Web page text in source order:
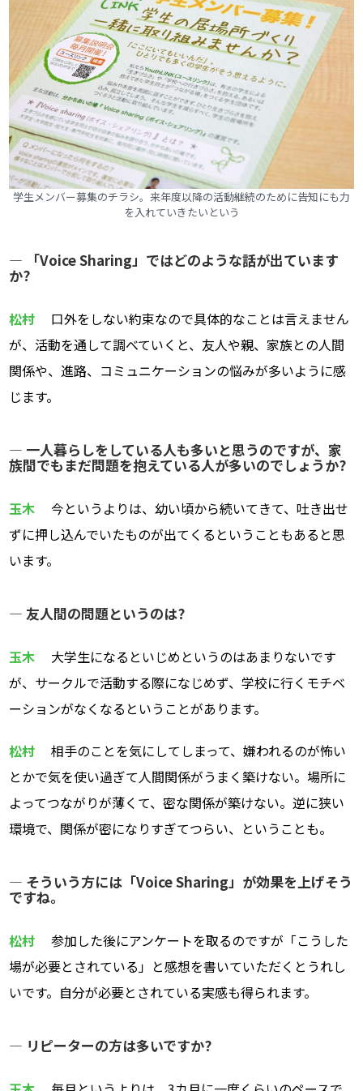
学生メンバー募集のチラシ。来年度以降の活動継続のために告知にも力
を入れていきたいという
― 「Voice Sharing」ではどのような話が出ています
か?
松村
口外をしない約束なので具体的なことは言えません
が、活動を通して調べていくと、友人や親、家族との人間
関係や、進路、コミュニケーションの悩みが多いように感
じます。
― 一人暮らしをしている人も多いと思うのですが、家
族間でもまだ問題を抱えている人が多いのでしょうか?
玉木
今というよりは、幼い頃から続いてきて、吐き出せ
ずに押し込んでいたものが出てくるということもあると思
います。
― 友人間の問題というのは?
玉木
大学生になるといじめというのはあまりないです
が、サークルで活動する際になじめず、学校に行くモチベ
ーションがなくなるということがあります。
松村
相手のことを気にしてしまって、嫌われるのが怖い
とかで気を使い過ぎて人間関係がうまく築けない。場所に
よってつながりが薄くて、密な関係が築けない。逆に狭い
環境で、関係が密になりすぎてつらい、ということも。
― そういう方には「Voice Sharing」が効果を上げそう
ですね。
松村
参加した後にアンケートを取るのですが「こうした
場が必要とされている」と感想を書いていただくとうれし
いです。自分が必要とされている実感も得られます。
― リピーターの方は多いですか?